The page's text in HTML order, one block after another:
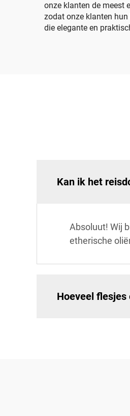
onze klanten de meest
zodat onze klanten
die elegante en
Kan ik het
Absoluut! Wij
etherische
Hoeveel